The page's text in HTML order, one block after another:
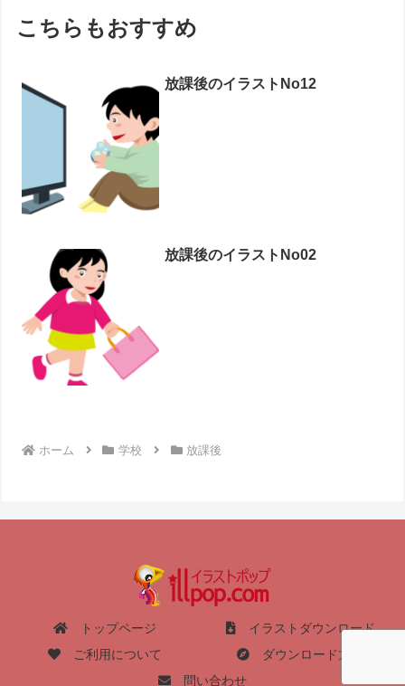
こちらもおすすめ
放課後のイラストNo12
放課後のイラストNo02
ホーム 学校 放課後
トップページ
イラストダウンロード
ご利用について
ダウンロード方法
問い合わせ